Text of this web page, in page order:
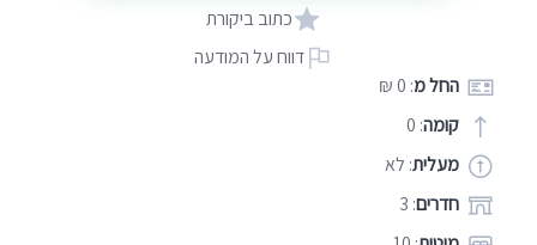
החל מ: 0 ₪
קומה: 0
מעלית: לא
חדרים: 3
כתוב ביקורת
דווח על המודעה